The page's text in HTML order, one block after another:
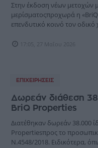
Στην έκδοση νέων μετοχών
μερίσματοςπροχωρά η
επενδυτικό κοινό τον οδικό
17:05, 27 Μαΐου 2026
ΕΠΙΧΕΙΡΉΣΕΙΣ
Δωρεάν διάθεση
BriQ Properties
Διατέθηκαν δωρεάν 38.000
Propertiesπρος το
Ν.4548/2018. Ειδικότερα,